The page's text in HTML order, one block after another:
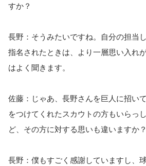
すか？
長野：そうみたいですね。自分の担当
指名されたときは、より一層思い入れ
はよく聞きます。
佐藤：じゃあ、長野さんを巨人に招い
をつけてくれたスカウトの方もいらっ
ど、その方に対する思いも違いますか？
長野：僕もすごく感謝していますし、